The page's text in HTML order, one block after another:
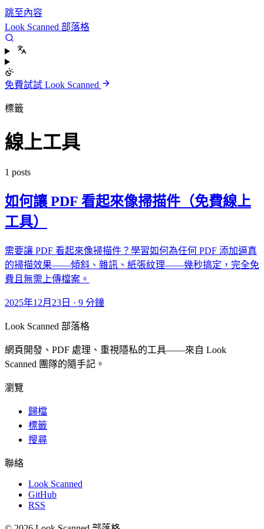
跳至內容
Look Scanned 部落格
免費試試 Look Scanned
標籤
線上工具
1 posts
如何讓 PDF 看起來像掃描件（免費線上
工具）
需要讓 PDF 看起來像掃描件？學習如何為任何 PDF 添加逼真
的掃描效果——傾斜、雜訊、紙張紋理——幾秒搞定，完全免
費且無需上傳檔案。
2025年12月23日 · 9 分鐘
Look Scanned 部落格
網頁開發、PDF 處理、重視隱私的工具——來自 Look
Scanned 團隊的隨手記。
瀏覽
歸檔
標籤
搜尋
聯絡
Look Scanned
GitHub
RSS